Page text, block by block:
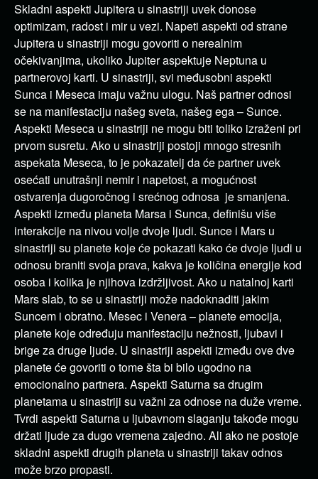
Skladni aspekti Jupitera u sinastriji uvek donose
optimizam, radost i mir u vezi. Napeti aspekti od strane
Jupitera u sinastriji mogu govoriti o nerealnim
očekivanjima, ukoliko Jupiter aspektuje Neptuna u
partnerovoj karti. U sinastriji, svi međusobni aspekti
Sunca i Meseca imaju važnu ulogu. Naš partner odnosi
se na manifestaciju našeg sveta, našeg ega – Sunce.
Aspekti Meseca u sinastriji ne mogu biti toliko izraženi pri
prvom susretu. Ako u sinastriji postoji mnogo stresnih
aspekata Meseca, to je pokazatelj da će partner uvek
osećati unutrašnji nemir i napetost, a mogućnost
ostvarenja dugoročnog i srećnog odnosa je smanjena.
Aspekti između planeta Marsa i Sunca, definišu više
interakcije na nivou volje dvoje ljudi. Sunce i Mars u
sinastriji su planete koje će pokazati kako će dvoje ljudi u
odnosu braniti svoja prava, kakva je količina energije kod
osoba i kolika je njihova izdržljivost. Ako u natalnoj karti
Mars slab, to se u sinastriji može nadoknaditi jakim
Suncem i obratno. Mesec i Venera – planete emocija,
planete koje određuju manifestaciju nežnosti, ljubavi i
brige za druge ljude. U sinastriji aspekti između ove dve
planete će govoriti o tome šta bi bilo ugodno na
emocionalno partnera. Aspekti Saturna sa drugim
planetama u sinastriji su važni za odnose na duže vreme.
Tvrdi aspekti Saturna u ljubavnom slaganju takođe mogu
držati ljude za dugo vremena zajedno. Ali ako ne postoje
skladni aspekti drugih planeta u sinastriji takav odnos
može brzo propasti.